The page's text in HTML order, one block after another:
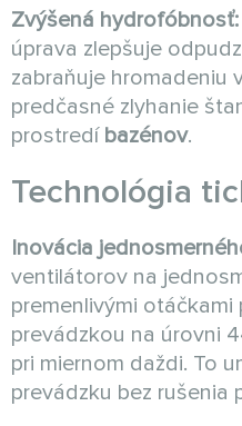
Zvýšená hydrofóbnosť:
úprava zlepšuje
zabraňuje hromadeniu
predčasné zlyhanie
prostredí bazénov.
Technológia
Inovácia
ventilátorov na
premenlivými otáčkami
prevádzkou na úrovni
pri miernom daždi. To
prevádzku bez rušenia